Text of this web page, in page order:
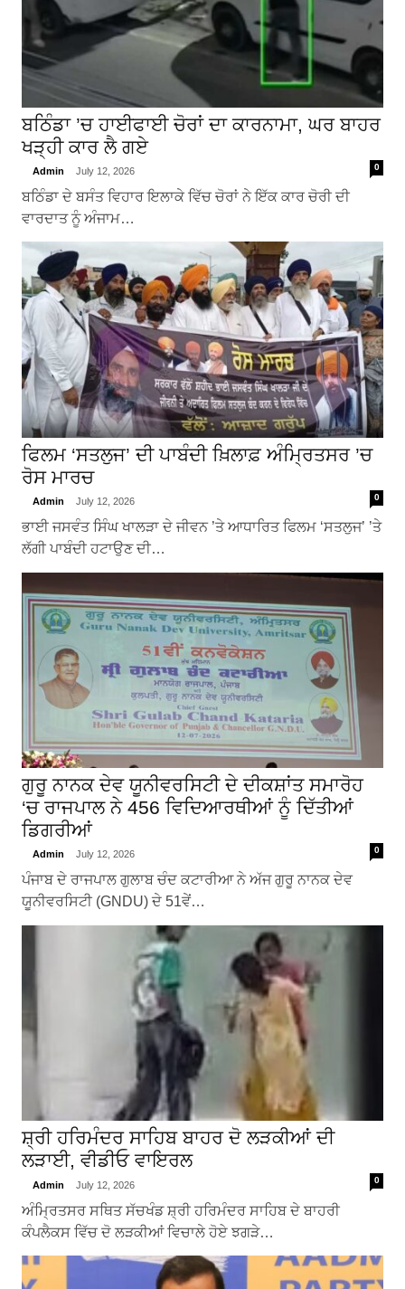
ਬਠਿੰਡਾ ’ਚ ਹਾਈਫਾਈ ਚੋਰਾਂ ਦਾ ਕਾਰਨਾਮਾ, ਘਰ ਬਾਹਰ
ਖੜ੍ਹੀ ਕਾਰ ਲੈ ਗਏ
Admin July 12, 2026 0
ਬਠਿੰਡਾ ਦੇ ਬਸੰਤ ਵਿਹਾਰ ਇਲਾਕੇ ਵਿੱਚ ਚੋਰਾਂ ਨੇ ਇੱਕ ਕਾਰ ਚੋਰੀ ਦੀ
ਵਾਰਦਾਤ ਨੂੰ ਅੰਜਾਮ…
ਫਿਲਮ ‘ਸਤਲੁਜ’ ਦੀ ਪਾਬੰਦੀ ਖ਼ਿਲਾਫ਼ ਅੰਮ੍ਰਿਤਸਰ ’ਚ
ਰੋਸ ਮਾਰਚ
Admin July 12, 2026 0
ਭਾਈ ਜਸਵੰਤ ਸਿੰਘ ਖਾਲੜਾ ਦੇ ਜੀਵਨ ’ਤੇ ਆਧਾਰਿਤ ਫਿਲਮ ‘ਸਤਲੁਜ’ ’ਤੇ
ਲੱਗੀ ਪਾਬੰਦੀ ਹਟਾਉਣ ਦੀ…
ਗੁਰੂ ਨਾਨਕ ਦੇਵ ਯੂਨੀਵਰਸਿਟੀ ਦੇ ਦੀਕਸ਼ਾਂਤ ਸਮਾਰੋਹ
‘ਚ ਰਾਜਪਾਲ ਨੇ 456 ਵਿਦਿਆਰਥੀਆਂ ਨੂੰ ਦਿੱਤੀਆਂ
ਡਿਗਰੀਆਂ
Admin July 12, 2026 0
ਪੰਜਾਬ ਦੇ ਰਾਜਪਾਲ ਗੁਲਾਬ ਚੰਦ ਕਟਾਰੀਆ ਨੇ ਅੱਜ ਗੁਰੂ ਨਾਨਕ ਦੇਵ
ਯੂਨੀਵਰਸਿਟੀ (GNDU) ਦੇ 51ਵੇਂ…
ਸ਼੍ਰੀ ਹਰਿਮੰਦਰ ਸਾਹਿਬ ਬਾਹਰ ਦੋ ਲੜਕੀਆਂ ਦੀ
ਲੜਾਈ, ਵੀਡੀਓ ਵਾਇਰਲ
Admin July 12, 2026 0
ਅੰਮ੍ਰਿਤਸਰ ਸਥਿਤ ਸੱਚਖੰਡ ਸ਼੍ਰੀ ਹਰਿਮੰਦਰ ਸਾਹਿਬ ਦੇ ਬਾਹਰੀ
ਕੰਪਲੈਕਸ ਵਿੱਚ ਦੋ ਲੜਕੀਆਂ ਵਿਚਾਲੇ ਹੋਏ ਝਗੜੇ…